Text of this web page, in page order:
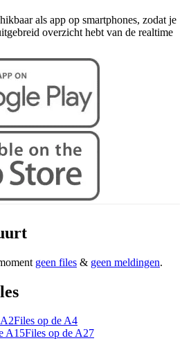
als app op smartphones, zodat je
overzicht hebt van de realtime
geen files & geen meldingen.
Files op de A4
A15Files op de A27